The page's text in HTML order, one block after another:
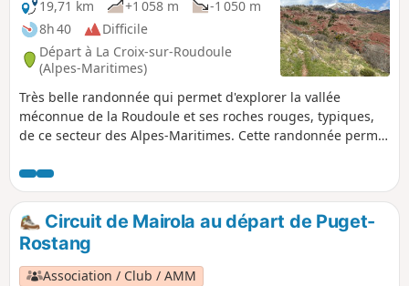
19,71 km
+1 058 m
-1 050 m
8h 40
Difficile
Départ à La Croix-sur-Roudoule
(Alpes-Maritimes)
Très belle randonnée qui permet d'explorer la vallée
méconnue de la Roudoule et ses roches rouges, typiques,
de ce secteur des Alpes-Maritimes. Cette randonnée permet
montagne ainsi que des gorges et canyons sauvages.
Circuit de Mairola au départ de Puget-
Rostang
Association / Club / AMM